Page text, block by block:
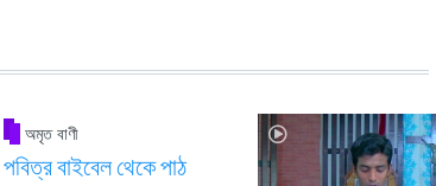
অমৃত বাণী
পবিত্র বাইবেল থেকে পাঠ